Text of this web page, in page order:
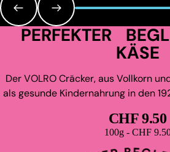
PERFEKTER
KÄSE
Der VOLRO Cräcker, aus Vollkorn
als gesunde Kindernahrung in den
CHF 9.50
Grundpreis
100g - CHF